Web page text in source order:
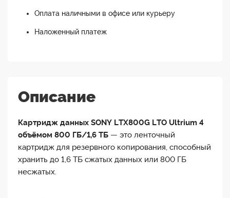
Оплата наличными в офисе или курьеру
Наложенный платеж
Описание
Картридж данных SONY LTX800G LTO Ultrium 4
объёмом 800 ГБ/1,6 ТБ — это ленточный
картридж для резервного копирования, способный
хранить до 1,6 ТБ сжатых данных или 800 ГБ
несжатых.